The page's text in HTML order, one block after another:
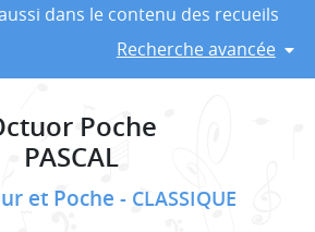
dans le contenu des recueils
Recherche avancée
Poche
PASCAL
et Poche CLASSIQUE